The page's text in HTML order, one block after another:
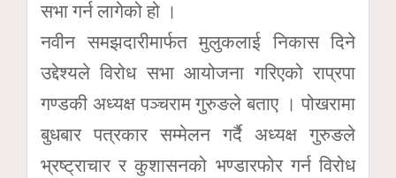
सभा गर्न लागेको हो ।
नवीन समझदारीमार्फत मुलुकलाई निकास दिने
उद्देश्यले विरोध सभा आयोजना गरिएको राप्रपा
गण्डकी अध्यक्ष पञ्चराम गुरुङले बताए । पोखरामा
बुधबार पत्रकार सम्मेलन गर्दै अध्यक्ष गुरुङले
भ्रष्ट्राचार र कुशासनको भण्डारफोर गर्न विरोध